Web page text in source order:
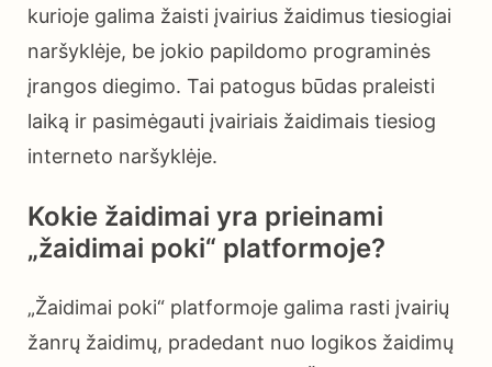
kurioje galima žaisti įvairius žaidimus tiesiogiai
naršyklėje, be jokio papildomo programinės
įrangos diegimo. Tai patogus būdas praleisti
laiką ir pasimėgauti įvairiais žaidimais tiesiog
interneto naršyklėje.
Kokie žaidimai yra prieinami
„žaidimai poki“ platformoje?
„Žaidimai poki“ platformoje galima rasti įvairių
žanrų žaidimų, pradedant nuo logikos žaidimų